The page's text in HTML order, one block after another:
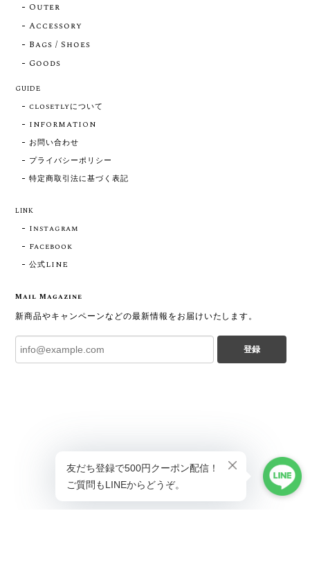
Outer
Accessory
Bags / Shoes
Goods
GUIDE
closetlyについて
INFORMATION
お問い合わせ
プライバシーポリシー
特定商取引法に基づく表記
LINK
Instagram
Facebook
公式LINE
Mail Magazine
新商品やキャンペーンなどの最新情報をお届けいたします。
登録